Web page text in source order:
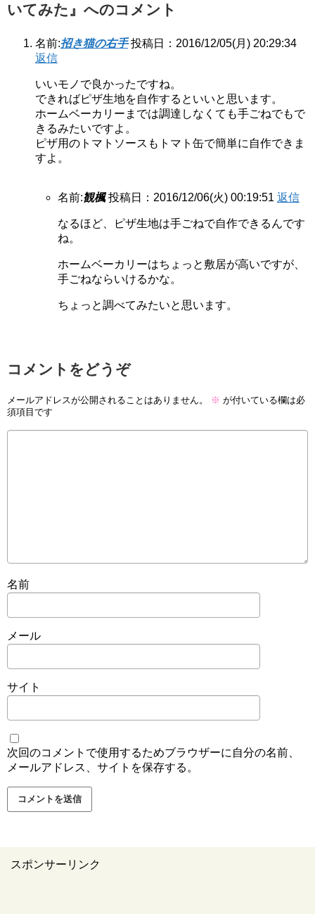
いてみた』へのコメント
名前:招き猫の右手 投稿日：2016/12/05(月) 20:29:34
返信
いいモノで良かったですね。
できればピザ生地を自作するといいと思います。
ホームベーカリーまでは調達しなくても手ごねでもで
きるみたいですよ。
ピザ用のトマトソースもトマト缶で簡単に自作できま
すよ。
名前:観楓 投稿日：2016/12/06(火) 00:19:51 返信
なるほど、ピザ生地は手ごねで自作できるんです
ね。
ホームベーカリーはちょっと敷居が高いですが、
手ごねならいけるかな。
ちょっと調べてみたいと思います。
コメントをどうぞ
メールアドレスが公開されることはありません。 ※ が付いている欄は必
須項目です
名前
メール
サイト
次回のコメントで使用するためブラウザーに自分の名前、
メールアドレス、サイトを保存する。
スポンサーリンク